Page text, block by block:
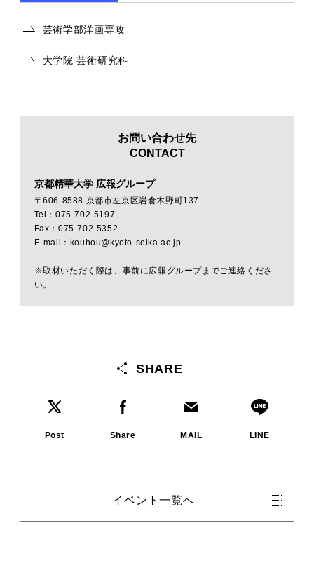
芸術学部洋画専攻
大学院 芸術研究科
お問い合わせ先
CONTACT
京都精華大学 広報グループ
〒606-8588 京都市左京区岩倉木野町137
Tel：075-702-5197
Fax：075-702-5352
E-mail：kouhou@kyoto-seika.ac.jp
※取材いただく際は、事前に広報グループまでご連絡くださ
い。
SHARE
Post Share MAIL LINE
イベント一覧へ